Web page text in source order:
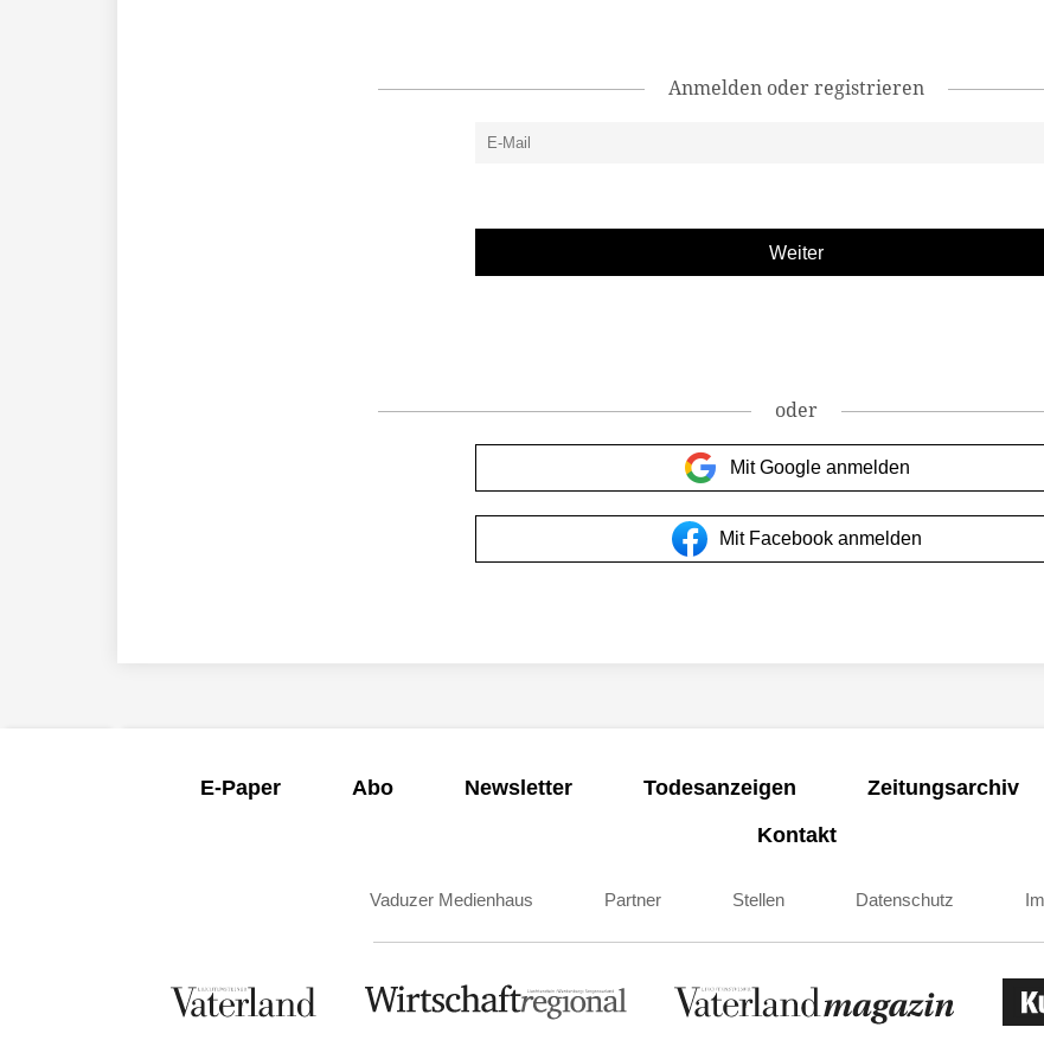
Anmelden oder registrieren
oder
Mit Google anmelden
Mit Facebook anmelden
E-Paper Abo Newsletter Todesanzeigen Zeitungsarchiv
Kontakt
Vaduzer Medienhaus Partner Stellen Datenschutz